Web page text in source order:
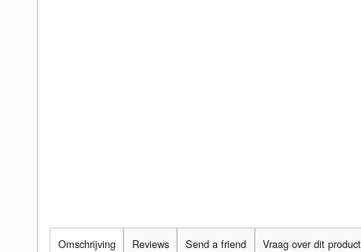
Omschrijving Reviews Send a friend Vraag over dit